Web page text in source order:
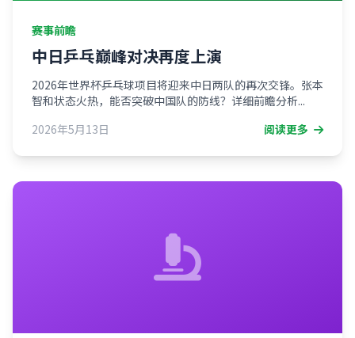
赛事前瞻
中日乒乓巅峰对决再度上演
2026年世界杯乒乓球项目将迎来中日两队的再次交锋。张本
智和状态火热，能否突破中国队的防线？详细前瞻分析...
2026年5月13日
阅读更多